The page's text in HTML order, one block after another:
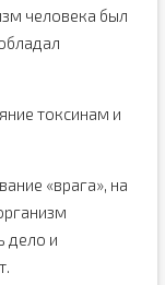
человека был
токсинам и
«врага», на
дело и